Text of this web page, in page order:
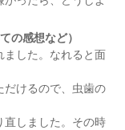
の感想など）
ました。なれると面
だけるので、虫歯の
直しました。その時